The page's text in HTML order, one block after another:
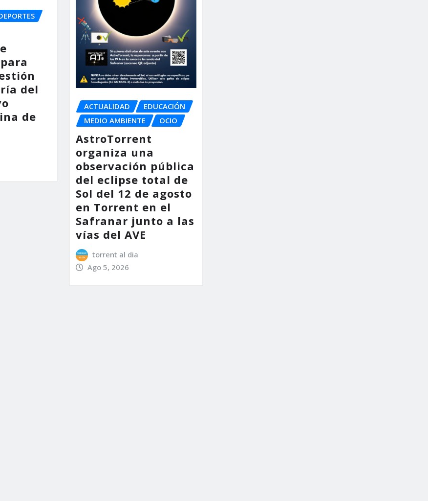
del
de
ACTUALIDAD
EDUCACIÓN
MEDIO AMBIENTE
OCIO
AstroTorrent
organiza una
observación pública
del eclipse total de
Sol del 12 de agosto
en Torrent en el
Safranar junto a las
vías del AVE
torrent al dia
Ago 5, 2026